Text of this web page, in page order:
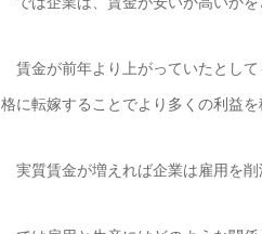
賃金が前年より上がっていたとして
格に転嫁することでより多くの利益
実質賃金が増えれば企業は雇用を削